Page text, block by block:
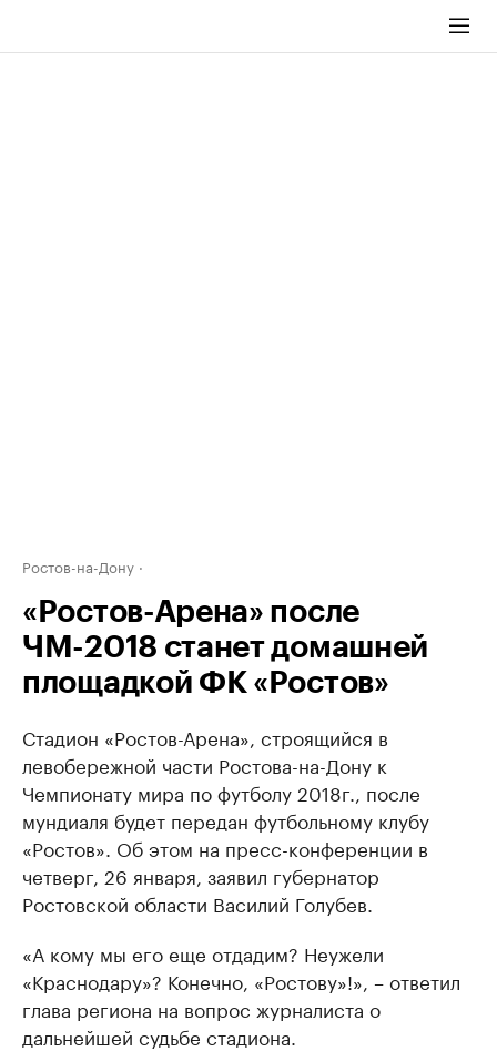
Ростов-на-Дону
«Ростов-Арена» после
ЧМ-2018 станет домашней
площадкой ФК «Ростов»
Стадион «Ростов-Арена», строящийся в
левобережной части Ростова-на-Дону к
Чемпионату мира по футболу 2018г., после
мундиаля будет передан футбольному клубу
«Ростов». Об этом на пресс-конференции в
четверг, 26 января, заявил губернатор
Ростовской области Василий Голубев.
«А кому мы его еще отдадим? Неужели
«Краснодару»? Конечно, «Ростову»!», – ответил
глава региона на вопрос журналиста о
дальнейшей судьбе стадиона.